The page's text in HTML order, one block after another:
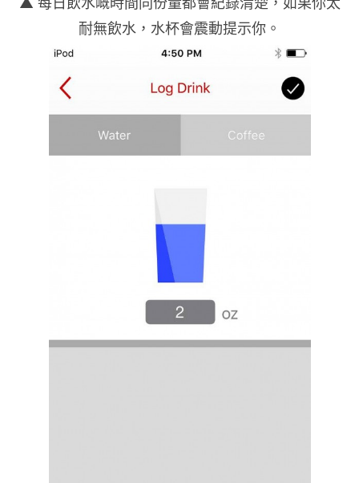
耐無飲水，水杯會震動提示你。